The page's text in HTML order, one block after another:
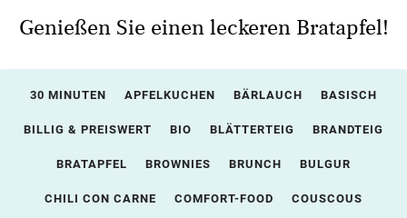
Genießen Sie einen leckeren Bratapfel!
30 MINUTEN APFELKUCHEN BÄRLAUCH BASISCH
BILLIG & PREISWERT BIO BLÄTTERTEIG BRANDTEIG
BRATAPFEL BROWNIES BRUNCH BULGUR
CHILI CON CARNE COMFORT-FOOD COUSCOUS